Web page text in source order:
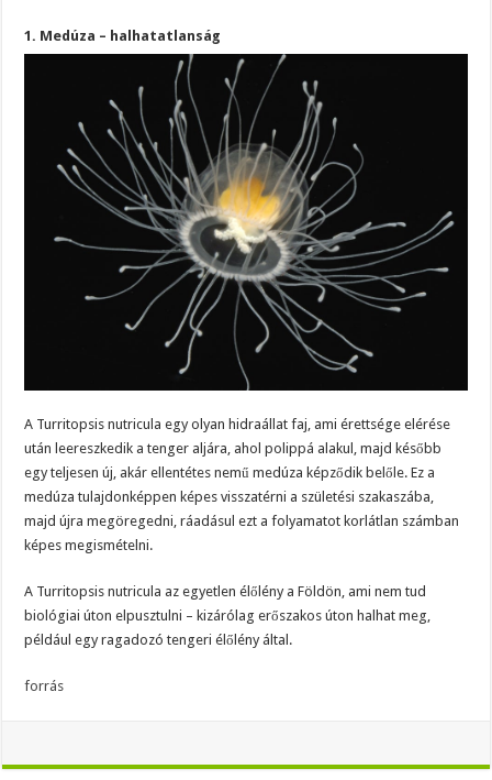
1. Medúza – halhatatlanság
A Turritopsis nutricula egy olyan hidraállat faj, ami érettsége elérése
után leereszkedik a tenger aljára, ahol polippá alakul, majd később
egy teljesen új, akár ellentétes nemű medúza képződik belőle. Ez a
medúza tulajdonképpen képes visszatérni a születési szakaszába,
majd újra megöregedni, ráadásul ezt a folyamatot korlátlan számban
képes megismételni.
A Turritopsis nutricula az egyetlen élőlény a Földön, ami nem tud
biológiai úton elpusztulni – kizárólag erőszakos úton halhat meg,
például egy ragadozó tengeri élőlény által.
forrás